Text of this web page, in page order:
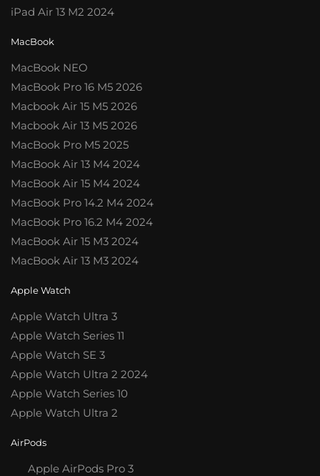
iPad Air 13 M2 2024
MacBook
MacBook NEO
MacBook Pro 16 M5 2026
Macbook Air 15 M5 2026
Macbook Air 13 M5 2026
MacBook Pro M5 2025
MacBook Air 13 M4 2024
MacBook Air 15 M4 2024
MacBook Pro 14.2 M4 2024
MacBook Pro 16.2 M4 2024
MacBook Air 15 M3 2024
MacBook Air 13 M3 2024
Apple Watch
Apple Watch Ultra 3
Apple Watch Series 11
Apple Watch SE 3
Apple Watch Ultra 2 2024
Apple Watch Series 10
Apple Watch Ultra 2
AirPods
Apple AirPods Pro 3